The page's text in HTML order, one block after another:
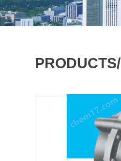
PRODUCTS/